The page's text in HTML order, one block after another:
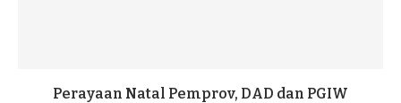
Perayaan Natal Pemprov, DAD dan PGIW